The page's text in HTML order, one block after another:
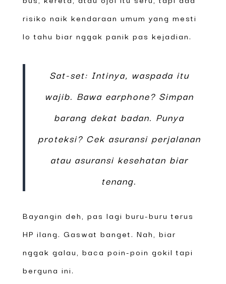
risiko naik kendaraan umum yang mesti
lo tahu biar nggak panik pas kejadian.
Sat-set: Intinya, waspada itu
wajib. Bawa earphone? Simpan
barang dekat badan. Punya
proteksi? Cek asuransi perjalanan
atau asuransi kesehatan biar
tenang.
Bayangin deh, pas lagi buru-buru terus
HP ilang. Gaswat banget. Nah, biar
nggak galau, baca poin-poin gokil tapi
berguna ini.